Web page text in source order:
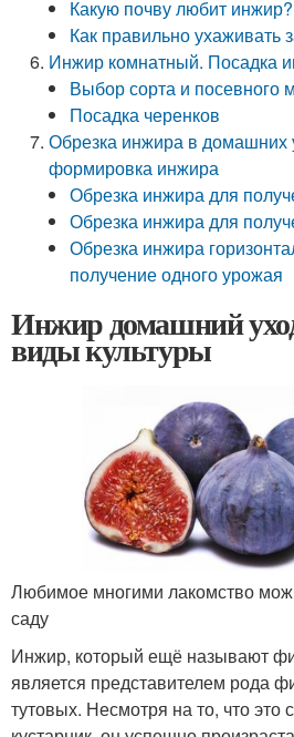
Какую почву любит инжир?
Как правильно ухаживать
Инжир комнатный. Посадка
Выбор сорта и посевного
Посадка черенков
Обрезка инжира в домашних
формировка инжира
Обрезка инжира для
Обрезка инжира для
Обрезка инжира
получение одного урожая
Инжир домашний
виды культуры
Любимое многими лакомство
саду
Инжир, который ещё называют
является представителем рода
тутовых. Несмотря на то, что это